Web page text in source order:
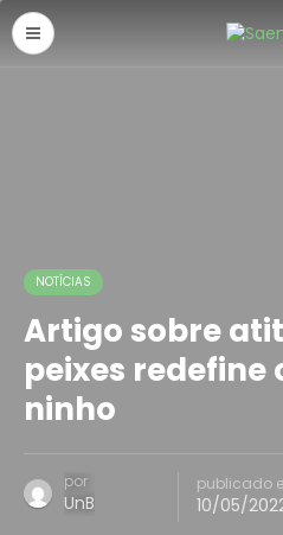
NOTÍCIAS
Artigo sobre
peixes redefine
ninho
por
UnB
publicado
10/05/